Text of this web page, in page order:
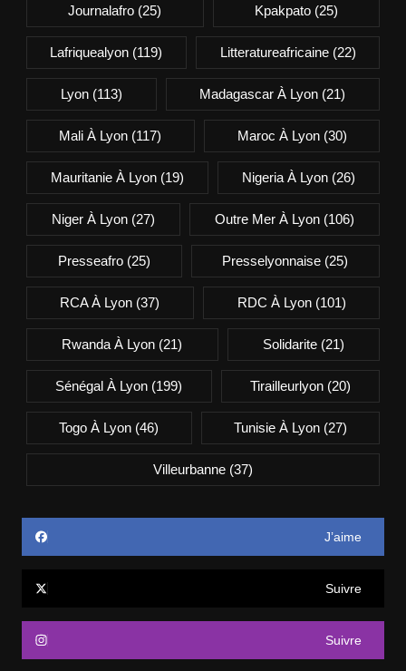
Journalafro (25) Kpakpato(25)
Lafriquealyon (119) Litteratureafricaine(22)
Lyon(113) Madagascar À Lyon (21)
Mali À Lyon (117) Maroc À Lyon(30)
Mauritanie À Lyon(19) Nigeria À Lyon (26)
Niger À Lyon(27) Outre Mer À Lyon (106)
Presseafro(25) Presselyonnaise (25)
RCA À Lyon (37) RDC À Lyon(101)
Rwanda À Lyon (21) Solidarite(21)
Sénégal À Lyon (199) Tirailleurlyon(20)
Togo À Lyon (46) Tunisie À Lyon(27)
Villeurbanne(37)
J’aime
Suivre
Suivre